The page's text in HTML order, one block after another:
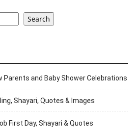
Search
Parents and Baby Shower Celebrations
Shayari, Quotes & Images
First Day, Shayari & Quotes